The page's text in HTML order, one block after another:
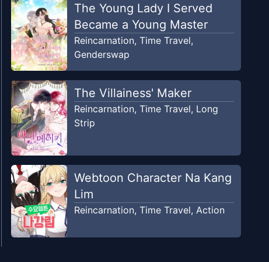
The Young Lady I Served
Became a Young Master
Reincarnation, Time Travel,
Genderswap
The Villainess' Maker
Reincarnation, Time Travel, Long
Strip
Webtoon Character Na Kang
Lim
Reincarnation, Time Travel, Action